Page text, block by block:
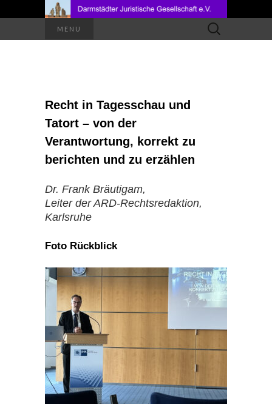
MENU
Suchen
nach:
Recht in Tagesschau und
Tatort – von der
Verantwortung, korrekt zu
berichten und zu erzählen
Dr. Frank Bräutigam,
Leiter der ARD-Rechtsredaktion,
Karlsruhe
Foto Rückblick